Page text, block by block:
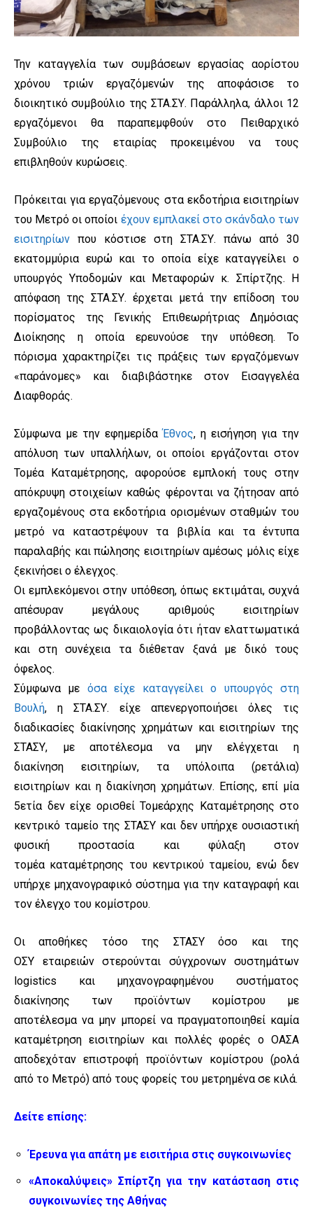
Την καταγγελία των συμβάσεων εργασίας αορίστου
χρόνου τριών εργαζόμενών της αποφάσισε το
διοικητικό συμβούλιο της ΣΤΑ.ΣΥ. Παράλληλα, άλλοι 12
εργαζόμενοι θα παραπεμφθούν στο Πειθαρχικό
Συμβούλιο της εταιρίας προκειμένου να τους
επιβληθούν κυρώσεις.
Πρόκειται για εργαζόμενους στα εκδοτήρια εισιτηρίων
του Μετρό οι οποίοι έχουν εμπλακεί στο σκάνδαλο των
εισιτηρίων που κόστισε στη ΣΤΑ.ΣΥ. πάνω από 30
εκατομμύρια ευρώ και το οποία είχε καταγγείλει ο
υπουργός Υποδομών και Μεταφορών κ. Σπίρτζης. Η
απόφαση της ΣΤΑ.ΣΥ. έρχεται μετά την επίδοση του
πορίσματος της Γενικής Επιθεωρήτριας Δημόσιας
Διοίκησης η οποία ερευνούσε την υπόθεση. Το
πόρισμα χαρακτηρίζει τις πράξεις των εργαζόμενων
«παράνομες» και διαβιβάστηκε στον Εισαγγελέα
Διαφθοράς.
Σύμφωνα με την εφημερίδαΈθνος, η εισήγηση για την
απόλυση των υπαλλήλων, οι οποίοι εργάζονται στον
Τομέα Καταμέτρησης, αφορούσε εμπλοκή τους στην
απόκρυψη στοιχείων καθώς φέρονται να ζήτησαν από
εργαζομένους στα εκδοτήρια ορισμένων σταθμών του
μετρό να καταστρέψουν τα βιβλία και τα έντυπα
παραλαβής και πώλησης εισιτηρίων αμέσως μόλις είχε
ξεκινήσει ο έλεγχος.
Οι εμπλεκόμενοι στην υπόθεση, όπως εκτιμάται, συχνά
απέσυραν μεγάλους αριθμούς εισιτηρίων
προβάλλοντας ως δικαιολογία ότι ήταν ελαττωματικά
και στη συνέχεια τα διέθεταν ξανά με δικό τους
όφελος.
Σύμφωνα με όσα είχε καταγγείλει ο υπουργός στη
Βουλή, η ΣΤΑ.ΣΥ. είχε απενεργοποιήσει όλες τις
διαδικασίες διακίνησης χρημάτων και εισιτηρίων της
ΣΤΑΣΥ, με αποτέλεσμα να μην ελέγχεται η
διακίνηση εισιτηρίων, τα υπόλοιπα (ρετάλια)
εισιτηρίων και η διακίνηση χρημάτων. Επίσης, επί μία
5ετία δεν είχε ορισθεί Τομεάρχης Καταμέτρησης στο
κεντρικό ταμείο της ΣΤΑΣΥ και δεν υπήρχε ουσιαστική
φυσική προστασία και φύλαξη στον
τομέα καταμέτρησης του κεντρικού ταμείου, ενώ δεν
υπήρχε μηχανογραφικό σύστημα για την καταγραφή και
τον έλεγχο του κομίστρου.
Οι αποθήκες τόσο της ΣΤΑΣΥ όσο και της
ΟΣΥ εταιρειών στερούνται σύγχρονων συστημάτων
logistics και μηχανογραφημένου συστήματος
διακίνησης των προϊόντων κομίστρου με
αποτέλεσμα να μην μπορεί να πραγματοποιηθεί καμία
καταμέτρηση εισιτηρίων και πολλές φορές ο ΟΑΣΑ
αποδεχόταν επιστροφή προϊόντων κομίστρου (ρολά
από το Μετρό) από τους φορείς του μετρημένα σε κιλά.
Δείτε επίσης:
Έρευνα για απάτη με εισιτήρια στις συγκοινωνίες
«Αποκαλύψεις» Σπίρτζη για την κατάσταση στις
συγκοινωνίες της Αθήνας